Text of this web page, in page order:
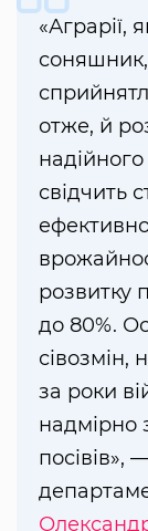
«Аграрії,
отже, й
свідчить
розвитку
до 80%.
сівозмін,
за роки
надмірно
посівів»,